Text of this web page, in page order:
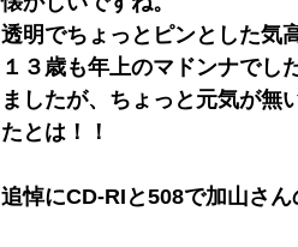
透明でちょっとピンとした気
１３歳も年上のマドンナでし
ましたが、ちょっと元気が無
たとは！！
追悼にCD-RIと508で加山さ